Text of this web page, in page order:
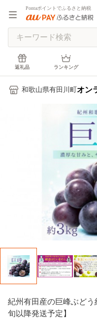
Pontaポイントでふるさと納税
返礼品 ランキング
和歌山県有田川町 オン
紀州有田産の巨峰ぶどう
旬以降発送予定】